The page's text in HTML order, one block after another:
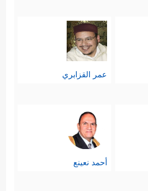
عمر القزابري
أحمد نعينع